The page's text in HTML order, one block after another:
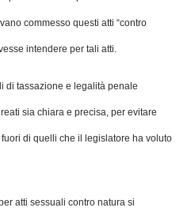
commesso questi atti “contro
intendere per tali atti.
di tassazione e legalità penale
sia chiara e precisa, per evitare
di quelli che il legislatore ha voluto
atti sessuali contro natura si